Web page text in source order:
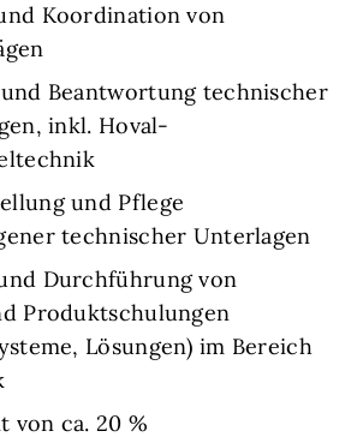
Koordination von
Beantwortung technischer
inkl. Hoval-
und Pflege
technischer Unterlagen
Durchführung von
Produktschulungen
Lösungen) im Bereich
von ca. 20 %